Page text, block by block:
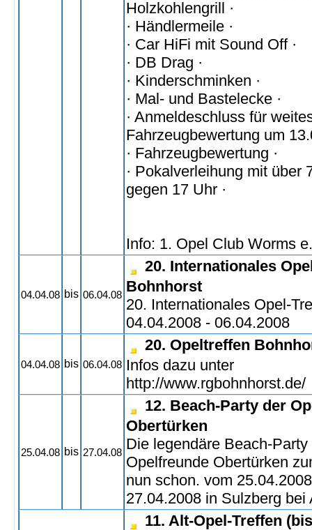
Holzkohlengrill ·
· Händlermeile ·
· Car HiFi mit Sound Off ·
· DB Drag ·
· Kinderschminken ·
· Mal- und Bastelecke ·
· Anmeldeschluss für
Fahrzeugbewertung um
· Fahrzeugbewertung ·
· Pokalverleihung mit über
gegen 17 Uhr ·
Info: 1. Opel Club Worms
04.04.08 bis 06.04.08
20. Internationales
Bohnhorst
20. Internationales Opel-
04.04.2008 - 06.04.2008
04.04.08 bis 06.04.08
20. Opeltreffen
Infos dazu unter
http://www.rgbohnhorst.de/
25.04.08 bis 27.04.08
12. Beach-Party der
Obertürken
Die legendäre Beach-Party
Opelfreunde Obertürken
nun schon. vom
27.04.2008 in Sulzberg bei
11. Alt-Opel-Treffen